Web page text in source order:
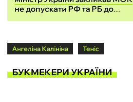
не допускати РФ та РБ до
змагань
Ангеліна Калініна Теніс
БУКМЕКЕРИ УКРАЇНИ